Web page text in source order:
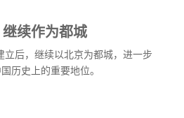
续作为都城
立后，继续以北京为都城，进一步
历史上的重要地位。